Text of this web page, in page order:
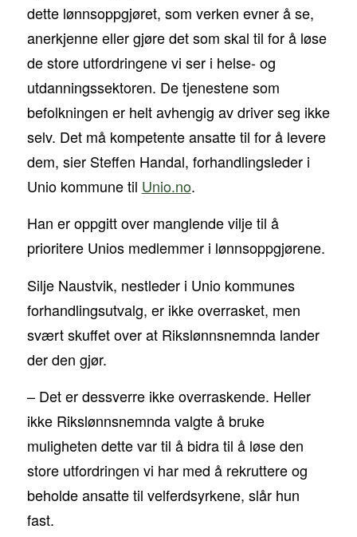
dette lønnsoppgjøret, som verken evner å se,
anerkjenne eller gjøre det som skal til for å løse
de store utfordringene vi ser i helse- og
utdanningssektoren. De tjenestene som
befolkningen er helt avhengig av driver seg ikke
selv. Det må kompetente ansatte til for å levere
dem, sier Steffen Handal, forhandlingsleder i
Unio kommune til Unio.no.
Han er oppgitt over manglende vilje til å
prioritere Unios medlemmer i lønnsoppgjørene.
Silje Naustvik, nestleder i Unio kommunes
forhandlingsutvalg, er ikke overrasket, men
svært skuffet over at Rikslønnsnemnda lander
der den gjør.
– Det er dessverre ikke overraskende. Heller
ikke Rikslønnsnemnda valgte å bruke
muligheten dette var til å bidra til å løse den
store utfordringen vi har med å rekruttere og
beholde ansatte til velferdsyrkene, slår hun
fast.